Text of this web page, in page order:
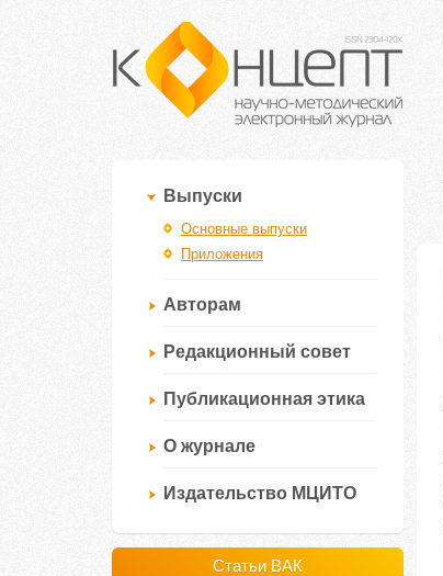
Выпуски
Основные выпуски
Приложения
Авторам
Редакционный совет
Публикационная этика
О журнале
Издательство МЦИТО
Статьи ВАК